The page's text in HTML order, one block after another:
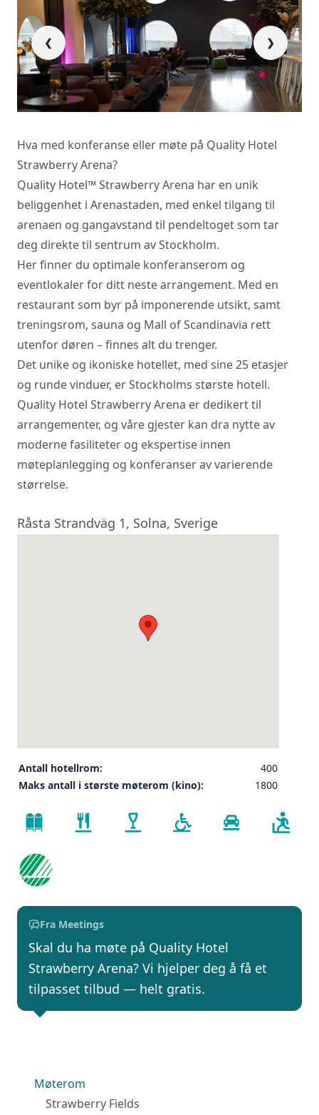
❮ ❯
Hva med konferanse eller møte på Quality Hotel
Strawberry Arena?
Quality Hotel™ Strawberry Arena har en unik
beliggenhet i Arenastaden, med enkel tilgang til
arenaen og gangavstand til pendeltoget som tar
deg direkte til sentrum av Stockholm.
Her finner du optimale konferanserom og
eventlokaler for ditt neste arrangement. Med en
restaurant som byr på imponerende utsikt, samt
treningsrom, sauna og Mall of Scandinavia rett
utenfor døren – finnes alt du trenger.
Det unike og ikoniske hotellet, med sine 25 etasjer
og runde vinduer, er Stockholms største hotell.
Quality Hotel Strawberry Arena er dedikert til
arrangementer, og våre gjester kan dra nytte av
moderne fasiliteter og ekspertise innen
møteplanlegging og konferanser av varierende
størrelse.
Råsta Strandväg 1, Solna, Sverige
Antall hotellrom:
400
Maks antall i største møterom (kino):
1800
Fra Meetings
Skal du ha møte på Quality Hotel
Strawberry Arena? Vi hjelper deg å få et
tilpasset tilbud — helt gratis.
Møterom
Strawberry Fields
Vi innhenter uforpliktende tilbud, gir
betingelser, bestiller på ønsket sted,
gjennomgår kontrakt og følger opp
viktige frister. Tjenesten er kostnadsfri
for deg som kunde, og det er ingen
påslag i prisene.
LUKK VINDU SEND FORESPØRSEL